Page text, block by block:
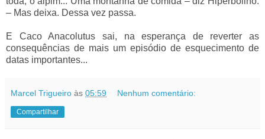
– Mas deixa. Dessa vez passa.
E Caco Anacolutus sai, na esperança de reverter as
consequências de mais um episódio de esquecimento de
datas importantes...
Marcel Trigueiro às 05:59 Nenhum comentário:
Compartilhar